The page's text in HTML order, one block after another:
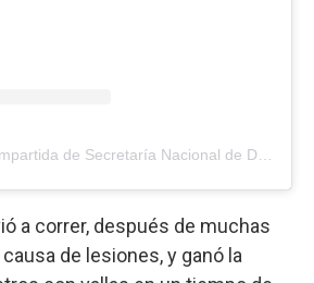
a correr, después de muchas
de lesiones, y ganó la